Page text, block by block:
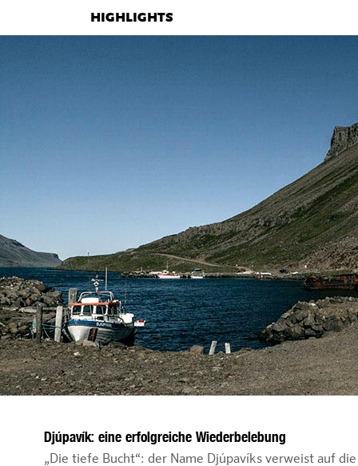
HIGHLIGHTS
Djúpavík: eine erfolgreiche Wiederbelebung
„Die tiefe Bucht“: der Name Djúpavíks verweist auf